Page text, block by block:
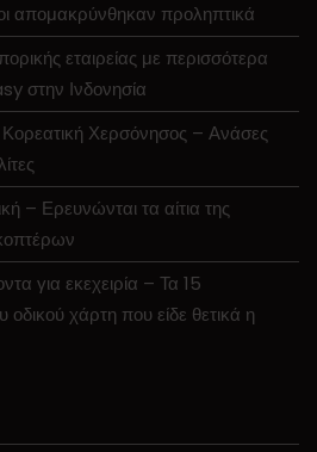
απομακρύνθηκαν προληπτικά
εταιρείας με περισσότερα
στην Ινδονησία
Χερσόνησος – Ανάσες
– Ερευνώνται τα αίτια της
για εκεχειρία – Τα 15
οδικού χάρτη που είδε θετικά η